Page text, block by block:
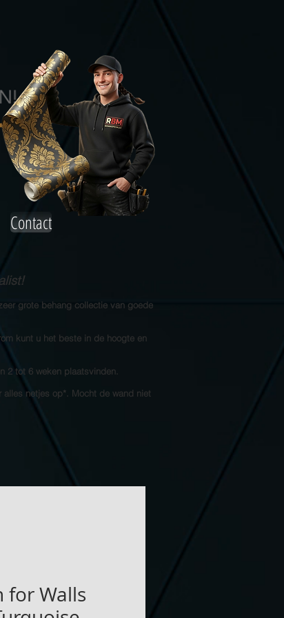
Contact
grote behang collectie van goede
kunt u het beste in de hoogte en
2 tot 6 weken plaatsvinden.
netjes op*. Mocht de wand niet
for Walls